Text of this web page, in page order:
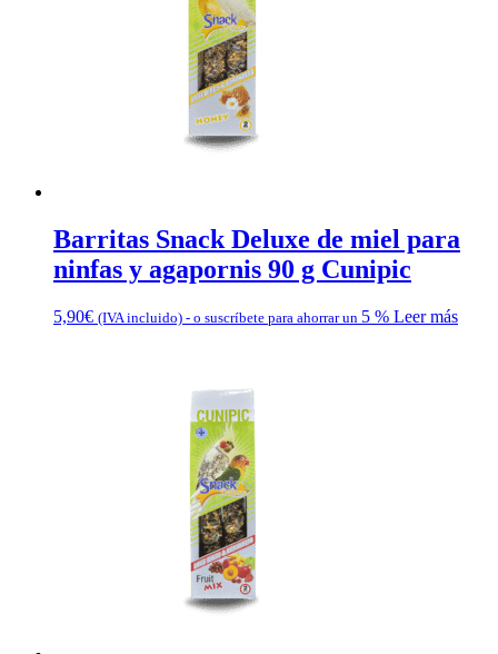
Barritas Snack Deluxe de miel para
ninfas y agapornis 90 g Cunipic
5,90€ (IVA incluido) - o suscríbete para ahorrar un 5 % Leer más